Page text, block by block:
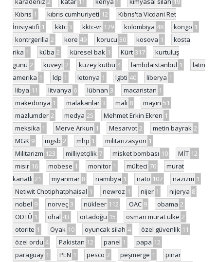
Kıbrıs 1 kıbrıs cumhuriyeti 12
Kıbrıs'ta Vicdani Ret
İnisiyatifi 1 kktc 3 kktc-vr 179 kolombiya 48 kongo 1
kontrgerilla 2 kore 49 korucu 30 kosova 1
kosta
rika 1 küba 2 küresel bak 1 Kürt 317
kurtuluş
günü 2 kuveyt 2 kuzey kutbu 4 lambdaistanbul 1
latin
amerika 1 ldp 1 letonya 1 lgbti 40 liberya 1
libya 11 litvanya 6 lübnan 3 macaristan 1
makedonya 1 malakanlar 3 mali 8 mayın 51
mazlumder 2 medya 25 Mehmet Erkin Ekren 1
meksika 1 Merve Arkun 1 Mesarvot 2 metin bayrak 2
MGK 9 mgsb 2 mhp 1 militarizasyon 1
Militarizm 123 milliyetçilik 7 misket bombası 10 MİT 12
mısır 16 mobese 1 monitor 1 mülteci 76
murat
kanatlı 21 myanmar 8 namibya 1 nato 107 nazizm 1
Netiwit Chotiphatphaisal 1 newroz 1 nijer 1 nijerya 8
nobel 9 norveç 3 nükleer 112 OAC 9 obama 2
ODTÜ 1 ohal 43 ortadoğu 15 osman murat ülke 2
otorite 1 Oyak 10 oyuncak silah 4 özel güvenlik 11
özel ordu 4 Pakistan 12 panel 1 papa 12
paraguay 1 PEN 1 pesco 2 peşmerge 1
pınar